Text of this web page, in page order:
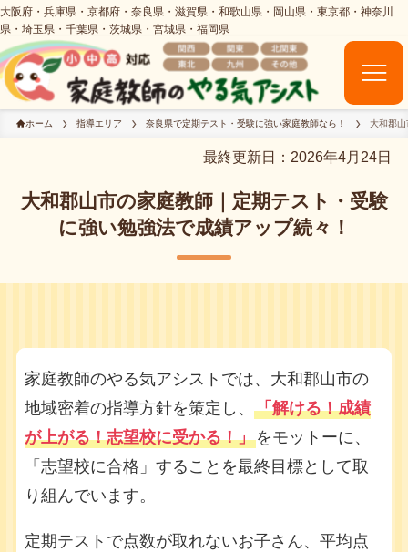
ホーム 指導エリア 奈良県で定期テスト・受験に強い家庭教師なら！ 大和郡
最終更新日：2026年4月24日
大和郡山市の家庭教師｜定期テスト・受験
に強い勉強法で成績アップ続々！
家庭教師のやる気アシストでは、大和郡山市の
地域密着の指導方針を策定し、 「解ける！成績
が上がる！志望校に受かる！」をモットーに、
「志望校に合格」することを最終目標として取
り組んでいます。
定期テストで点数が取れないお子さん、平均点